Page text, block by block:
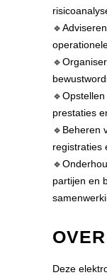
prestaties
🔹Beheren
registraties
partijen en
Deze